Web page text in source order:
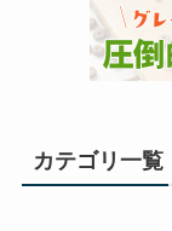
カテゴリ一覧